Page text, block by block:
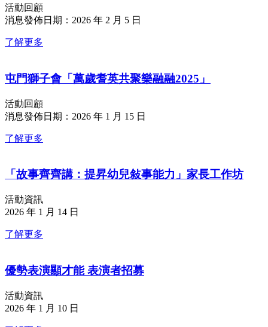
活動回顧
消息發佈日期：2026 年 2 月 5 日
了解更多
屯門獅子會「萬歲耆英共聚樂融融2025」
活動回顧
消息發佈日期：2026 年 1 月 15 日
了解更多
「故事齊齊講：提昇幼兒敍事能力」家長工作坊
活動資訊
2026 年 1 月 14 日
了解更多
優勢表演顯才能 表演者招募
活動資訊
2026 年 1 月 10 日